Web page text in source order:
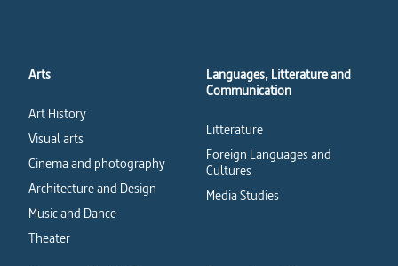
Arts
Art History
Visual arts
Cinema and photography
Architecture and Design
Music and Dance
Theater
Languages, Litterature and
Communication
Litterature
Foreign Languages and
Cultures
Media Studies